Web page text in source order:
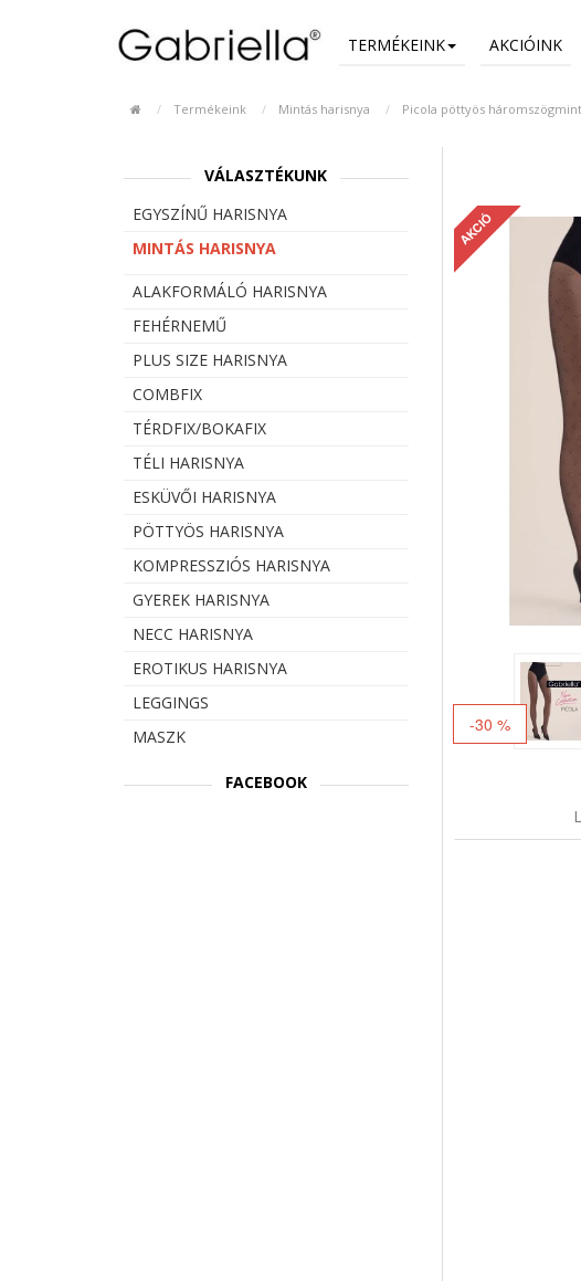
TERMÉKEINK AKCIÓINK
Termékeink Mintás harisnya Picola pöttyös
VÁLASZTÉKUNK
EGYSZÍNŰ HARISNYA
MINTÁS HARISNYA
ALAKFORMÁLÓ HARISNYA
FEHÉRNEMŰ
PLUS SIZE HARISNYA
COMBFIX
TÉRDFIX/BOKAFIX
TÉLI HARISNYA
ESKÜVŐI HARISNYA
PÖTTYÖS HARISNYA
KOMPRESSZIÓS HARISNYA
GYEREK HARISNYA
NECC HARISNYA
EROTIKUS HARISNYA
LEGGINGS
MASZK
FACEBOOK
-30 %
AKCIÓ